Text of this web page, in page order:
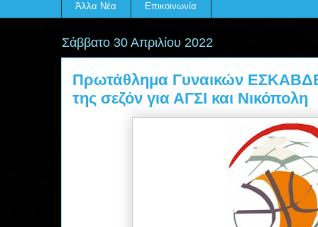
Άλλα Νέα Επικοινωνία
Σάββατο 30 Απριλίου 2022
Πρωτάθλημα Γυναικών ΕΣΚΑΒΔΕ:
της σεζόν για ΑΓΣΙ και Νικόπολη